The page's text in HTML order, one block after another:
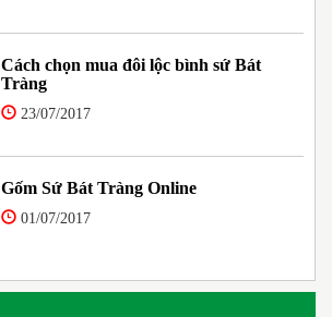
Cách chọn mua đôi lộc bình sứ Bát
Tràng
23/07/2017
Gốm Sứ Bát Tràng Online
01/07/2017